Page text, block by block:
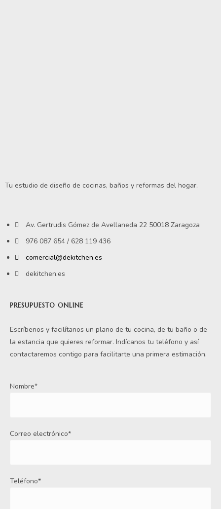
Tu estudio de diseño de cocinas, baños y reformas del hogar.
Av. Gertrudis Gómez de Avellaneda 22 50018 Zaragoza
976 087 654 / 628 119 436
comercial@dekitchen.es
dekitchen.es
PRESUPUESTO ONLINE
Escríbenos y facilítanos un plano de tu cocina, de tu baño o de
la estancia que quieres reformar. Indícanos tu teléfono y así
contactaremos contigo para facilitarte una primera estimación.
Nombre*
Correo electrónico*
Teléfono*